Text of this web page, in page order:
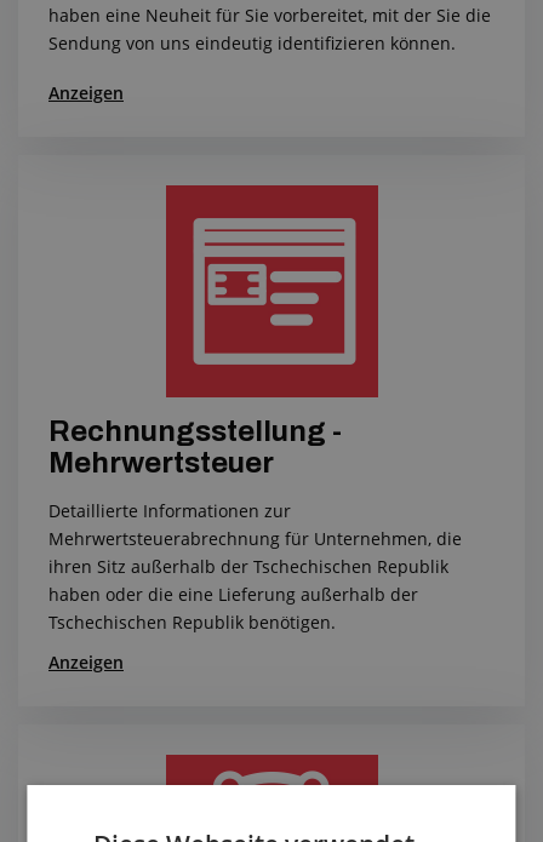
haben eine Neuheit für Sie vorbereitet, mit der Sie die
Sendung von uns eindeutig identifizieren können.
Anzeigen
Rechnungsstellung -
Mehrwertsteuer
Detaillierte Informationen zur
Mehrwertsteuerabrechnung für Unternehmen, die
ihren Sitz außerhalb der Tschechischen Republik
haben oder die eine Lieferung außerhalb der
Tschechischen Republik benötigen.
Anzeigen